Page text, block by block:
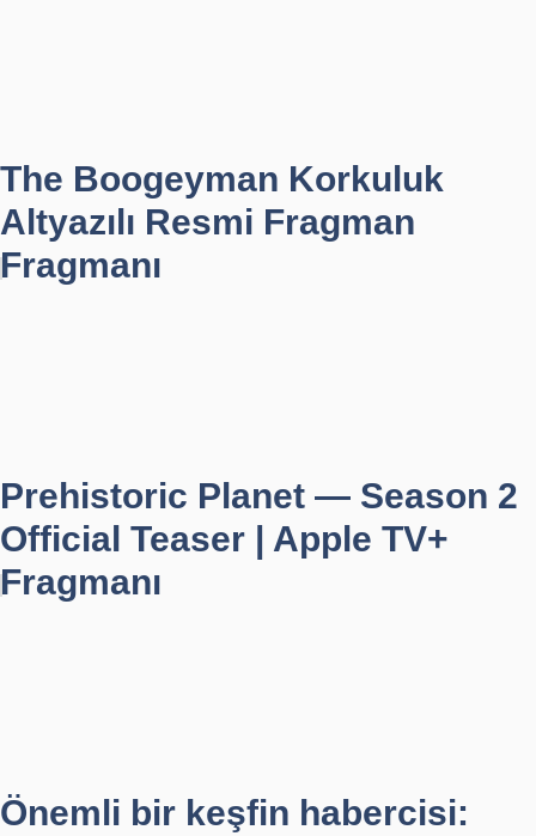
The Boogeyman Korkuluk
Altyazılı Resmi Fragman
Fragmanı
Prehistoric Planet — Season 2
Official Teaser | Apple TV+
Fragmanı
Önemli bir keşfin habercisi: